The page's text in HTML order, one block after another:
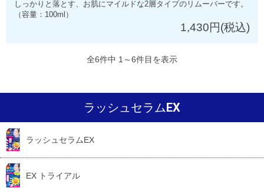
しっかりと落とす、お肌にマイルドな2層タイプのリムーバーです。
（容量：100ml）
1,430円(税込)
全6件中 1～6件目を表示
ラッシュセラムEX
ラッシュセラムEX
EX トライアル